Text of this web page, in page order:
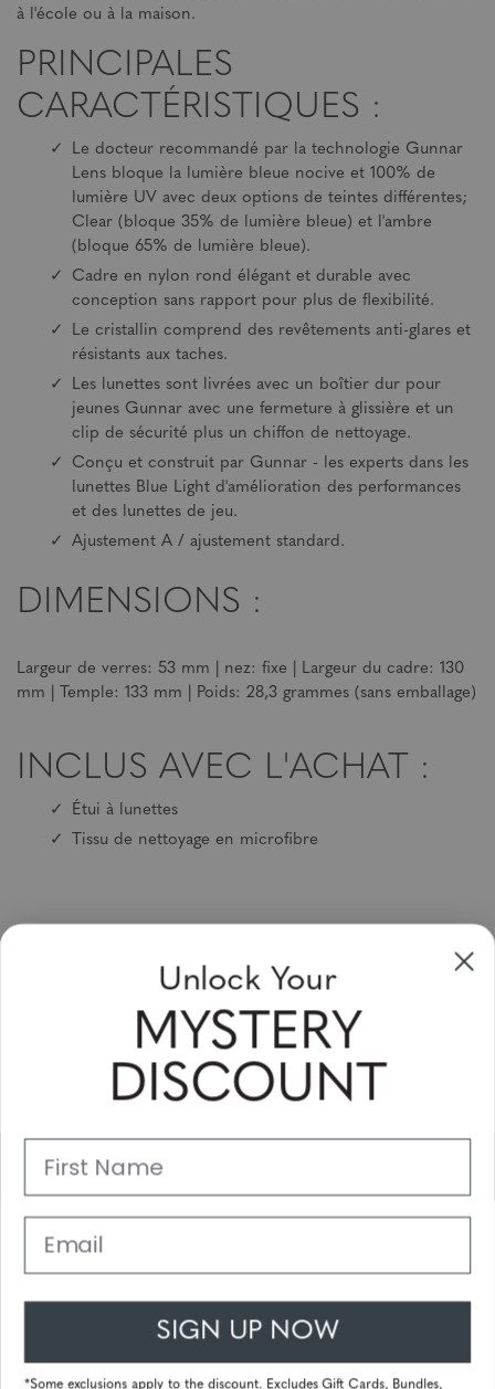
à l'école ou à la maison.
PRINCIPALES
CARACTÉRISTIQUES :
Le docteur recommandé par la technologie Gunnar
Lens bloque la lumière bleue nocive et 100% de
lumière UV avec deux options de teintes différentes;
Clear (bloque 35% de lumière bleue) et l'ambre
(bloque 65% de lumière bleue).
Cadre en nylon rond élégant et durable avec
conception sans rapport pour plus de flexibilité.
Le cristallin comprend des revêtements anti-glares et
résistants aux taches.
Les lunettes sont livrées avec un boîtier dur pour
jeunes Gunnar avec une fermeture à glissière et un
clip de sécurité plus un chiffon de nettoyage.
Conçu et construit par Gunnar - les experts dans les
lunettes Blue Light d'amélioration des performances
et des lunettes de jeu.
Ajustement A / ajustement standard.
DIMENSIONS :
Largeur de verres: 53 mm | nez: fixe | Largeur du cadre: 130
mm | Temple: 133 mm | Poids: 28,3 grammes (sans emballage)
INCLUS AVEC L'ACHAT :
Étui à lunettes
Tissu de nettoyage en microfibre
Sign Up & Save
Sale up to 20% off for your next purchase in this month!
Support
Unlock Your
MYSTERY
DISCOUNT
First Name
Email
SIGN UP NOW
*Some exclusions apply to the discount. Excludes Gift Cards, Bundles,